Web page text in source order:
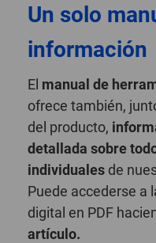
Un solo
información
El manual de
ofrece también,
del producto,
detallada sobre
individuales de
Puede accederse a
digital en PDF
artículo.